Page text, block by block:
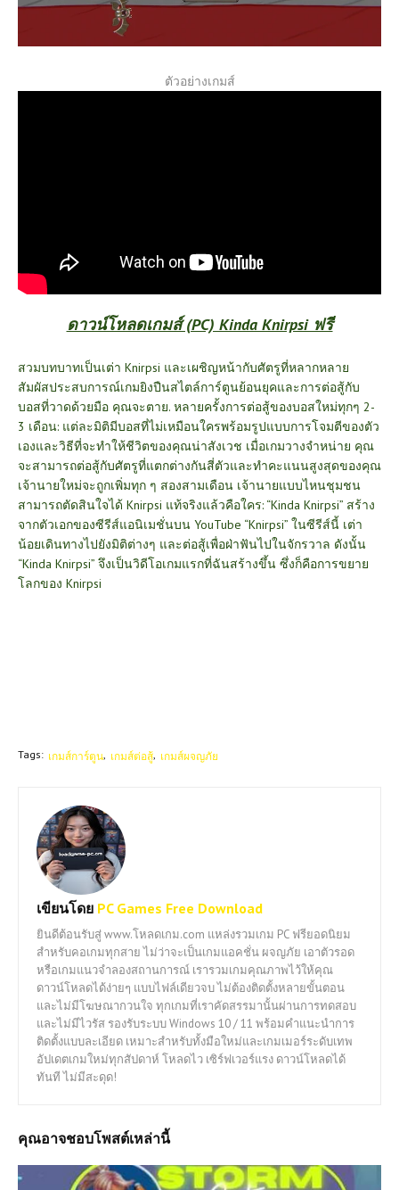
ตัวอย่างเกมส์
ดาวน์โหลดเกมส์ (PC) Kinda Knirpsi ฟรี
สวมบทบาทเป็นเต่า Knirpsi และเผชิญหน้ากับศัตรูที่หลากหลาย
สัมผัสประสบการณ์เกมยิงปืนสไตล์การ์ตูนย้อนยุคและการต่อสู้กับ
บอสที่วาดด้วยมือ คุณจะตาย. หลายครั้งการต่อสู้ของบอสใหม่ทุกๆ 2-
3 เดือน: แต่ละมิติมีบอสที่ไม่เหมือนใครพร้อมรูปแบบการโจมตีของตัว
เองและวิธีที่จะทำให้ชีวิตของคุณน่าสังเวช เมื่อเกมวางจำหน่าย คุณ
จะสามารถต่อสู้กับศัตรูที่แตกต่างกันสี่ตัวและทำคะแนนสูงสุดของคุณ
เจ้านายใหม่จะถูกเพิ่มทุก ๆ สองสามเดือน เจ้านายแบบไหนชุมชน
สามารถตัดสินใจได้ Knirpsi แท้จริงแล้วคือใคร: “Kinda Knirpsi” สร้าง
จากตัวเอกของซีรีส์แอนิเมชั่นบน YouTube “Knirpsi” ในซีรีส์นี้ เต่า
น้อยเดินทางไปยังมิติต่างๆ และต่อสู้เพื่อฝ่าฟันไปในจักรวาล ดังนั้น
“Kinda Knirpsi” จึงเป็นวิดีโอเกมแรกที่ฉันสร้างขึ้น ซึ่งก็คือการขยาย
โลกของ Knirpsi
Tags: เกมส์การ์ตูน เกมส์ต่อสู้ เกมส์ผจญภัย
เขียนโดย PC Games Free Download
ยินดีต้อนรับสู่ www.โหลดเกม.com แหล่งรวมเกม PC ฟรียอดนิยม
สำหรับคอเกมทุกสาย ไม่ว่าจะเป็นเกมแอคชั่น ผจญภัย เอาตัวรอด
หรือเกมแนวจำลองสถานการณ์ เรารวมเกมคุณภาพไว้ให้คุณ
ดาวน์โหลดได้ง่ายๆ แบบไฟล์เดียวจบ ไม่ต้องติดตั้งหลายขั้นตอน
และไม่มีโฆษณากวนใจ ทุกเกมที่เราคัดสรรมานั้นผ่านการทดสอบ
และไม่มีไวรัส รองรับระบบ Windows 10 / 11 พร้อมคำแนะนำการ
ติดตั้งแบบละเอียด เหมาะสำหรับทั้งมือใหม่และเกมเมอร์ระดับเทพ
อัปเดตเกมใหม่ทุกสัปดาห์ โหลดไว เซิร์ฟเวอร์แรง ดาวน์โหลดได้
ทันที ไม่มีสะดุด!
คุณอาจชอบโพสต์เหล่านี้